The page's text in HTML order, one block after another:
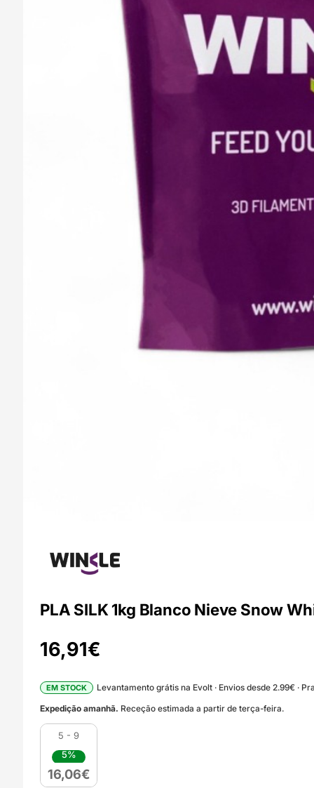
PLA SILK 1kg Blanco Nieve Snow
16,91€
EM STOCK
Levantamento grátis na Evolt · Envios desde 2.99€ ·
Expedição amanhã. Receção estimada a partir de terça-feira.
5 - 9
5%
16,06€